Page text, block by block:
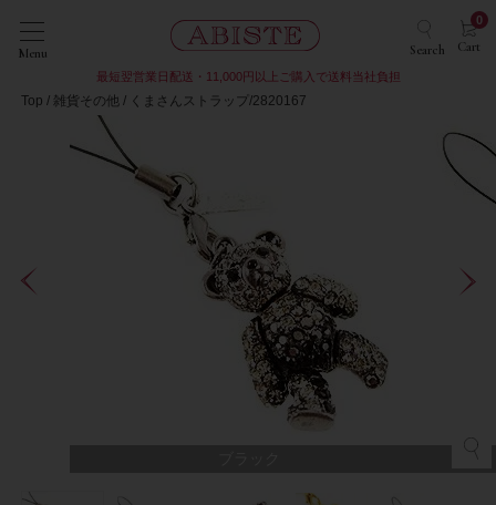
Menu Search Cart
0
最短翌営業日配送・11,000円以上ご購入で送料当社負担
Top 雑貨その他 くまさんストラップ/2820167